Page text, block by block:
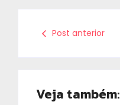
Post anterior
Veja também: